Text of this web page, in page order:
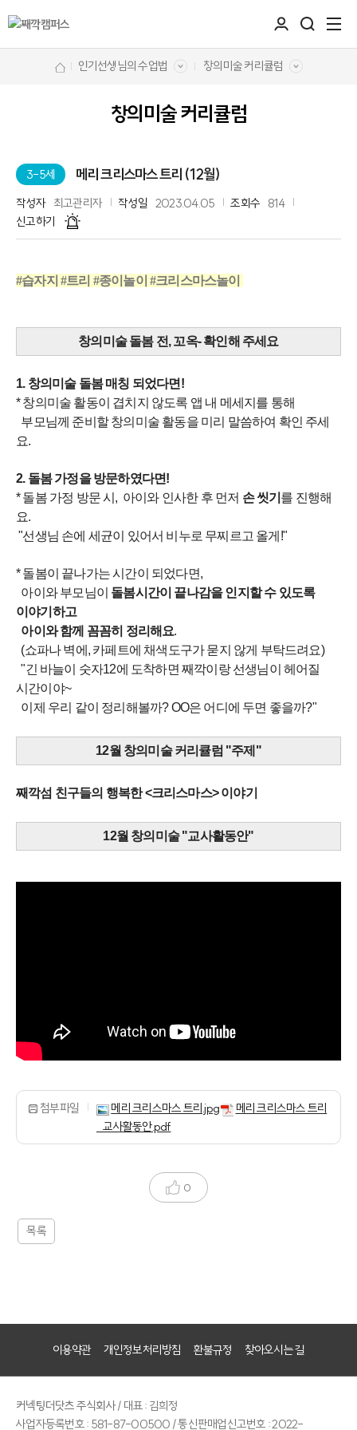
인기선생님의 수업법 창의미술 커리큘럼
창의미술 커리큘럼
3-5세 메리 크리스마스 트리 (12월)
작성자 최고관리자 작성일 2023.04.05 조회수 814
신고하기
#습자지 #트리 #종이놀이 #크리스마스놀이
창의미술 돌봄 전, 꼬옥- 확인해 주세요
1. 창의미술 돌봄 매칭 되었다면!
* 창의미술 활동이 겹치지 않도록 앱 내 메세지를 통해
부모님께 준비할 창의미술 활동을 미리 말씀하여 확인 주세
요.
2. 돌봄 가정을 방문하였다면!
* 돌봄 가정 방문 시, 아이와 인사한 후 먼저 손 씻기 를 진행해
요.
"선생님 손에 세균이 있어서 비누로 무찌르고 올게!"
* 돌봄이 끝나가는 시간이 되었다면,
아이와 부모님이 돌봄시간이 끝나감을 인지할 수 있도록
이야기하고
아이와 함께 꼼꼼히 정리해요.
(쇼파나 벽에, 카페트에 채색도구가 묻지 않게 부탁드려요)
"긴 바늘이 숫자12에 도착하면 째깍이랑 선생님이 헤어질
시간이야~
이제 우리 같이 정리해볼까? OO은 어디에 두면 좋을까?"
12월 창의미술 커리큘럼 "주제"
째깍섬 친구들의 행복한 <크리스마스> 이야기
12월 창의미술 "교사활동안"
첨부파일 메리 크리스마스 트리.jpg
메리 크리스마스 트리
_교사활동안.pdf
0
목록
이용약관 개인정보처리방침 환불규정 찾아오시는 길
커넥팅더닷츠 주식회사/ 대표 : 김희정
사업자등록번호 : 581-87-00500 / 통신판매업신고번호 : 2022-